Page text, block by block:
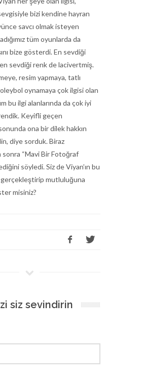
bizi kendine hayran
savcı olmak isteyen
tüm oyunlarda da
bize gösterdi. En sevdiği
sevdiği renk de lacivertmiş.
resim yapmaya, tatlı
oynamaya çok ilgisi olan
bu ilgi alanlarında da çok iyi
Keyifli geçen
ona bir dilek hakkın
diye sorduk. Biraz
“Mavi Bir Fotoğraf
söyledi. Siz de Viyan’ın bu
mutluluğuna
misiniz?
siz sevindirin